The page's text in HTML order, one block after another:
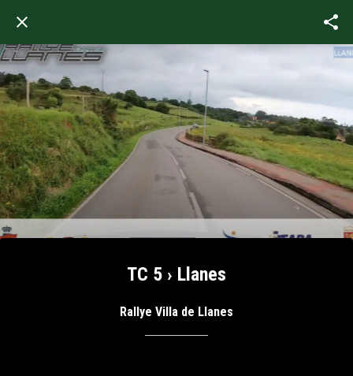
TC 5 › Llanes
Rallye Villa de Llanes